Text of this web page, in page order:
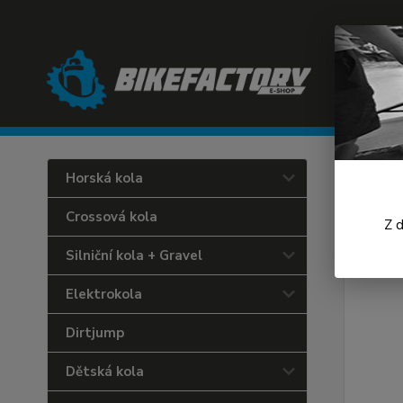
Horská kola
Crossová kola
Silniční kola + Gravel
Elektrokola
Dirtjump
Dětská kola
Z